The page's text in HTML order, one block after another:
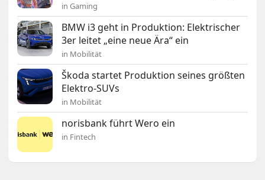
in Gaming
BMW i3 geht in Produktion: Elektrischer
3er leitet „eine neue Ära“ ein
in Mobilität
Škoda startet Produktion seines größten
Elektro-SUVs
in Mobilität
norisbank führt Wero ein
in Fintech